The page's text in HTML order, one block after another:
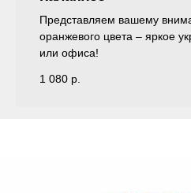
Представляем вашему
оранжевого цвета – яркое
или офиса!
1 080 р.